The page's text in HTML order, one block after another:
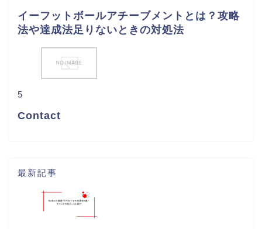
イーフットボールアチーブメントとは？攻略
法や達成法足りないときの対処法
5
Contact
最新記事